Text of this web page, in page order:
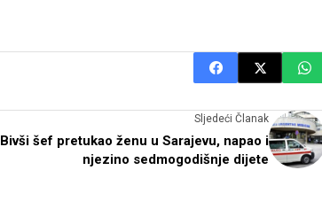
Sljedeći Članak
Bivši šef pretukao ženu u Sarajevu, napao i
njezino sedmogodišnje dijete